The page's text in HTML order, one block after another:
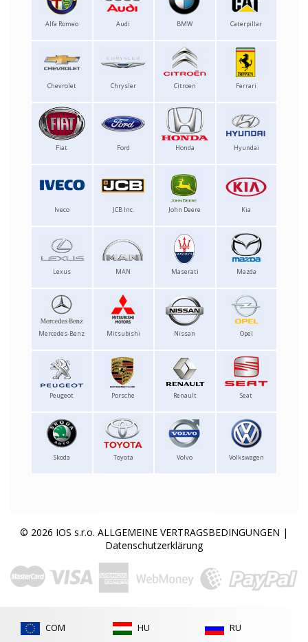
Alfa Romeo Audi BMW Caterpillar
Chevrolet Chrysler Citroen Ferrari
Fiat Ford Honda Hyundai
Iveco JCB Inc. John Deere Kia
Lexus MAN Maserati Mazda
Mercedes-Benz Mitsubishi Nissan Opel
Peugeot Porsche Renault Seat
Skoda Toyota Volvo Volkswagen
© 2026 IOS s.r.o. ALLGEMEINE VERTRAGSBEDINGUNGEN |
Datenschutzerklärung
COM HU RU